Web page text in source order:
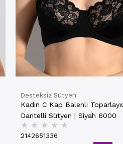
Desteksiz Sütyen
Kadın C Kap Balenli
Dantelli Sütyen | Siyah 6000
★ ★ ★ ★ ★
2142651336